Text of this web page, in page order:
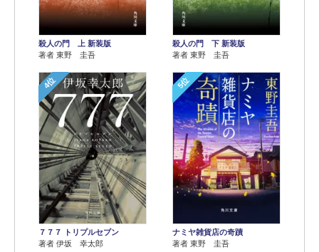
殺人の門 上 新装版
著者 東野 圭吾
殺人の門 下 新装版
著者 東野 圭吾
4位
７７７ トリプルセブン
著者 伊坂 幸太郎
5位
ナミヤ雑貨店の奇蹟
著者 東野 圭吾